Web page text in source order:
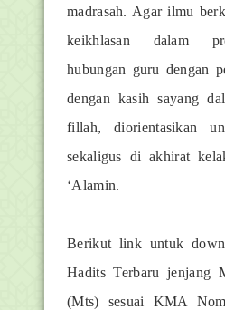
madrasah. Agar ilmu
keikhlasan dalam
hubungan guru dengan
dengan kasih sayang
fillah, diorientasikan
sekaligus di akhirat
‘Alamin.
Berikut link untuk
Hadits Terbaru jenjang
(Mts) sesuai KMA